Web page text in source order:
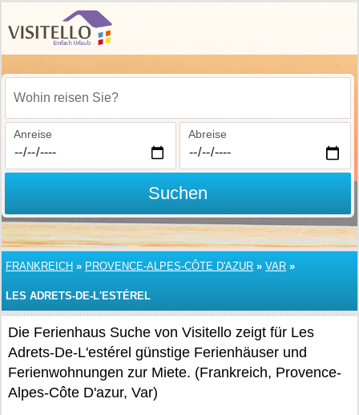
Wohin reisen Sie?
Anreise Abreise
Suchen
FRANKREICH » PROVENCE-ALPES-CÔTE D'AZUR » VAR »
LES ADRETS-DE-L'ESTÉREL
Die Ferienhaus Suche von Visitello zeigt für Les
Adrets-De-L'estérel günstige Ferienhäuser und
Ferienwohnungen zur Miete. (Frankreich, Provence-
Alpes-Côte D'azur, Var)